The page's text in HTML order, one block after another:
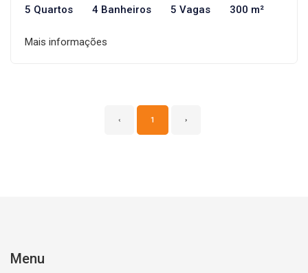
5 Quartos 4 Banheiros 5 Vagas 300 m²
Mais informações
‹ 1 ›
Menu